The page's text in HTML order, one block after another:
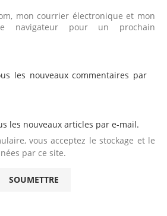
mon courrier électronique et mon
navigateur pour un prochain
les nouveaux commentaires par
les nouveaux articles par e-mail.
vous acceptez le stockage et le
par ce site.